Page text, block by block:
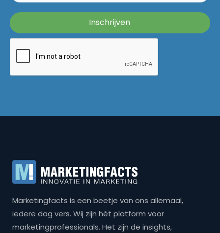
Marketingfacts is een beetje van ons allemaal,
iedere dag vers. Wij zijn hét platform voor
marketingprofessionals. Het zijn de insights,